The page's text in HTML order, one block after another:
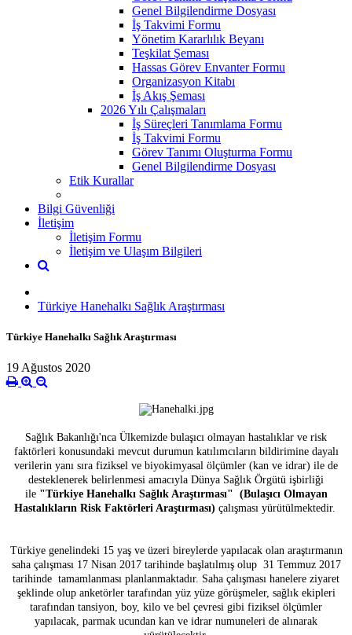
Genel Bilgilendirme Dosyası
İş Takvimi Formu
Yönetim Kararlılık Beyanı
Teşkilat Şeması
Hassas Görev Envanter Formu
Organizasyon Kitabı
İş Akış Şeması
2026 Yılı Çalışmaları
İş Süreçleri Tanımlama Formu
İş Takvimi Formu
Görev Tanımı Oluşturma Formu
Genel Bilgilendirme Dosyası
Etik Kurallar
Bilgi Güvenliği
İletişim
İletişim Formu
İletişim ve Ulaşım Bilgileri
Türkiye Hanehalkı Sağlık Araştırması
Türkiye Hanehalkı Sağlık Araştırması
19 Ağustos 2020
Sağlık Bakanlığı'nca Ülkemizde bulaşıcı olmayan hastalıklar ve risk
faktörleri konusundaki mevcut durumun katılımcıların bildirimine dayalı
verilerin yanı sıra fiziksel ve biyokimyasal ölçümler (kan ve idrar) ile de
desteklenerek belirlenmesi amacıyla Dünya Sağlık Örgütü işbirliği
ile "Türkiye Hanehalkı Sağlık Araştırması" (Bulaşıcı Olmayan
Hastalıkların Risk Faktörleri Araştırması) çalışması yürütülmektedir.
Türkiye genelindeki 15 yaş ve üzeri bireylerde yapılacak olan araştırmanın
saha çalışması 17 Nisan 2017 tarihinde başlatılmış olup 31 Temmuz 2017
tarihinde tamamlanması planlanmaktadır. Saha çalışması hanelere ziyaret
şeklinde olup anketörler tarafından yüz yüze görüşmeler, sağlık ekipleri
tarafından tansiyon, boy, kilo ve bel çevresi gibi fiziksel ölçümler
yapılacak, parmak ucundan kan ve idrar numuneleri de alınarak